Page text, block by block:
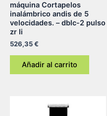
máquina Cortapelos
inalámbrico andis de 5
velocidades. – dblc-2 pulso
zr li
526,35€
Añadir al carrito